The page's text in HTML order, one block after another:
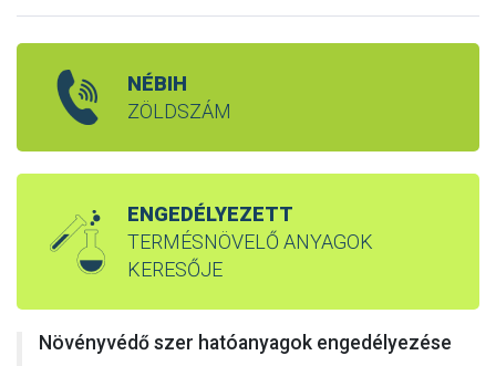
NÉBIH
ZÖLDSZÁM
ENGEDÉLYEZETT
TERMÉSNÖVELŐ ANYAGOK
KERESŐJE
Növényvédő szer hatóanyagok engedélyezése